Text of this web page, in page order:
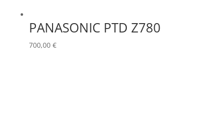
PANASONIC PTD Z780
700,00 €